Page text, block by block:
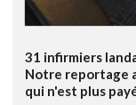
31 infirmiers
Notre reportage
qui n'est plus